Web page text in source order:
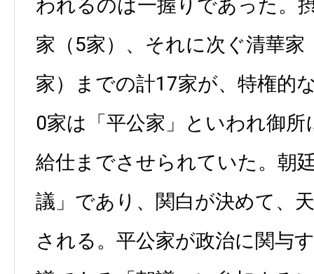
われるのは一握りであった。
家（5家）、それに次ぐ清華家
家）までの計17家が、特権的
0家は「平公家」といわれ御
給仕までさせられていた。朝
議」であり、関白が決めて、
される。平公家が政治に関与